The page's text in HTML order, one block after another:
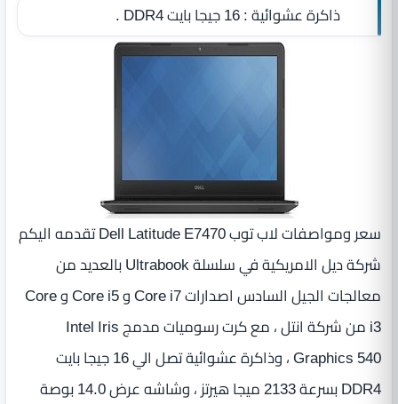
ذاكرة عشوائية :16 جيجا بايت DDR4 .
سعر ومواصفات لاب توب Dell Latitude E7470 تقدمه اليكم
شركة ديل الامريكية في سلسلة Ultrabook بالعديد من
معالجات الجيل السادس اصدارات Core i7 و Core i5 و Core
i3 من شركة انتل ، مع كرت رسوميات مدمج Intel Iris
Graphics 540 ، وذاكرة عشوائية تصل الي 16 جيجا بايت
DDR4 بسرعة 2133 ميجا هيرتز ، وشاشه عرض 14.0 بوصة